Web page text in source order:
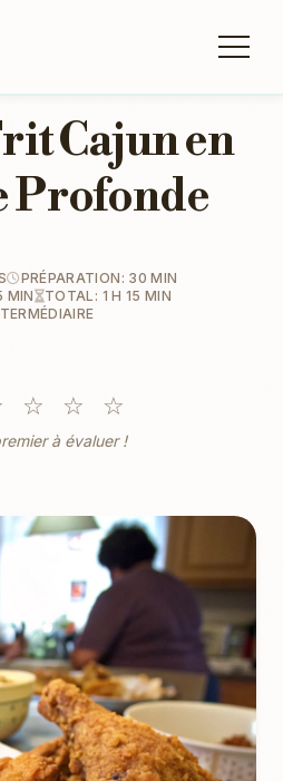
Cajun en
PRÉPARATION: 30 MIN
MIN
TOTAL: 1 H 15 MIN
☆ ☆ ☆
à évaluer !